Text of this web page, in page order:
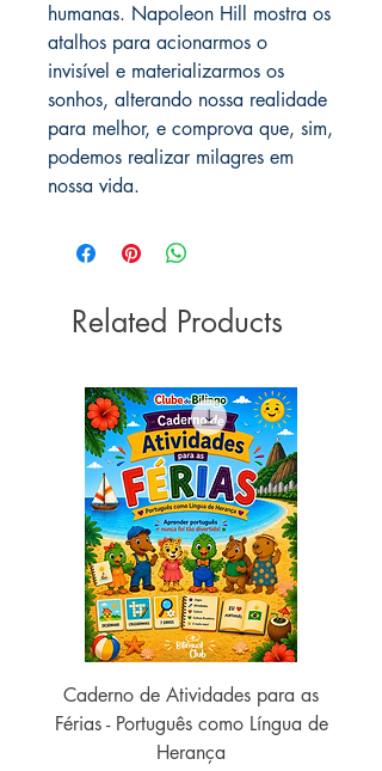
humanas. Napoleon Hill mostra os
atalhos para acionarmos o
invisível e materializarmos os
sonhos, alterando nossa realidade
para melhor, e comprova que, sim,
podemos realizar milagres em
nossa vida.
Related Products
Caderno de Atividades para as
Férias - Português como Língua de
Herança